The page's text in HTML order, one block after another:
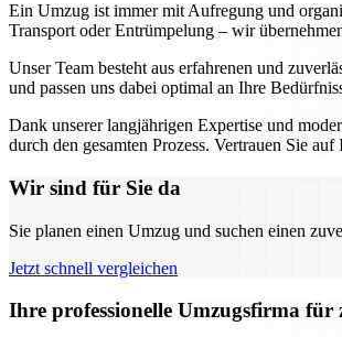
Ein Umzug ist immer mit Aufregung und
Transport oder Entrümpelung – wir
Unser Team besteht aus erfahrenen und
und passen uns dabei optimal an Ihre
Dank unserer langjährigen Expertise und
durch den gesamten Prozess. Vertrauen Sie
Wir sind für Sie da
Sie planen einen Umzug und suchen einen
Jetzt schnell vergleichen
Ihre professionelle Umzugsfirma